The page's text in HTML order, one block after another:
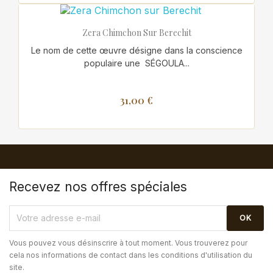
Zera Chimchon Sur Berechit
Le nom de cette œuvre désigne dans la conscience
populaire une SÉGOULA...
31,00 €
Recevez nos offres spéciales
Vous pouvez vous désinscrire à tout moment. Vous trouverez pour
cela nos informations de contact dans les conditions d'utilisation du
site.